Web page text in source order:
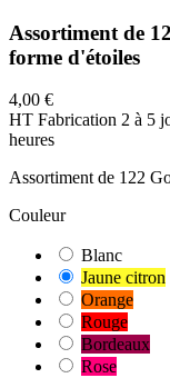
Assortiment de
forme d'étoiles
4,00 €
HT Fabrication 2 à 5
heures
Assortiment de 122
Couleur
Blanc
Jaune citron
Orange
Rouge
Bordeaux
Rose